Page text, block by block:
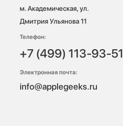
м. Академическая, ул.
Дмитрия Ульянова 11
Телефон:
+7 (499) 113-93-51
Электронная почта:
info@applegeeks.ru